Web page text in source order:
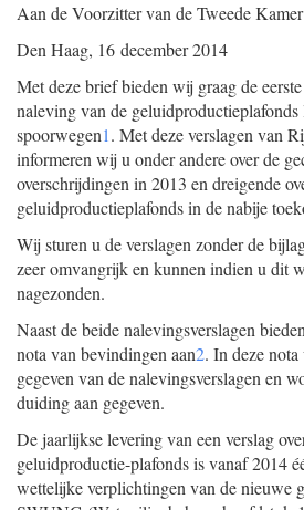
Aan de Voorzitter van de Tweede
Den Haag, 16 december 2014
Met deze brief bieden wij graag de
naleving van de geluidproductieplafonds
spoorwegen1. Met deze verslagen van
informeren wij u onder andere over de
overschrijdingen in 2013 en dreigende
geluidproductieplafonds in de nabije
Wij sturen u de verslagen zonder de
zeer omvangrijk en kunnen indien u dit
nagezonden.
Naast de beide nalevingsverslagen
nota van bevindingen aan2. In deze
gegeven van de nalevingsverslagen en
duiding aan gegeven.
De jaarlijkse levering van een verslag
geluidproductie-plafonds is vanaf 2014
wettelijke verplichtingen van de nieuwe